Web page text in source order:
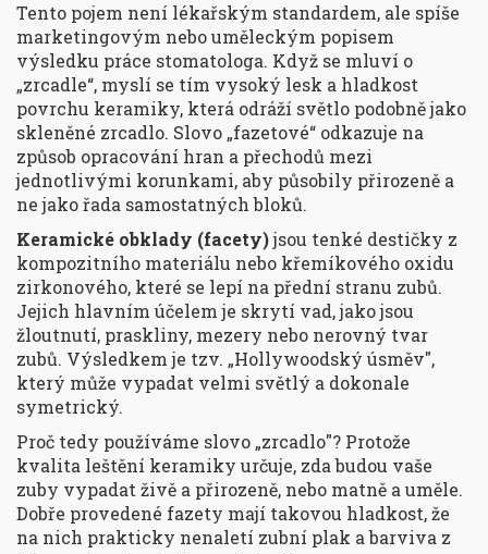
Tento pojem není lékařským standardem, ale spíše
marketingovým nebo uměleckým popisem
výsledku práce stomatologa. Když se mluví o
„zrcadle“, myslí se tím vysoký lesk a hladkost
povrchu keramiky, která odráží světlo podobně jako
skleněné zrcadlo. Slovo „fazetové“ odkazuje na
způsob opracování hran a přechodů mezi
jednotlivými korunkami, aby působily přirozeně a
ne jako řada samostatných bloků.
Keramické obklady (facety)jsou tenké destičky z
kompozitního materiálu nebo křemíkového oxidu
zirkonového, které se lepí na přední stranu zubů.
Jejich hlavním účelem je skrytí vad, jako jsou
žloutnutí, praskliny, mezery nebo nerovný tvar
zubů. Výsledkem je tzv. „Hollywoodský úsměv",
který může vypadat velmi světlý a dokonale
symetrický.
Proč tedy používáme slovo „zrcadlo"? Protože
kvalita leštění keramiky určuje, zda budou vaše
zuby vypadat živě a přirozeně, nebo matně a uměle.
Dobře provedené fazety mají takovou hladkost, že
na nich prakticky nenaletí zubní plak a barviva z